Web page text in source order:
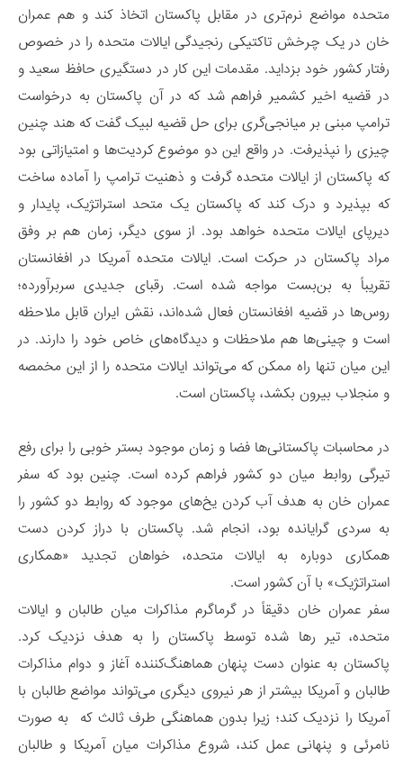
متحده مواضع نرم‌تری در مقابل پاکستان اتخاذ کند و هم عمران
خان در یک چرخش تاکتیکی رنجیدگی ایالات متحده را در خصوص
رفتار کشور خود بزداید. مقدمات این کار در دستگیری حافظ سعید و
در قضیه اخیر کشمیر فراهم شد که در آن پاکستان به درخواست
ترامپ مبنی بر میانجی‌گری برای حل قضیه لبیک گفت که هند چنین
چیزی را نپذیرفت. در واقع این دو موضوع کردیت‌ها و امتیازاتی بود
که پاکستان از ایالات متحده گرفت و ذهنیت ترامپ را آماده ساخت
که بپذیرد و درک کند که پاکستان یک متحد استراتژیک، پایدار و
دیرپای ایالات متحده خواهد بود. از سوی دیگر، زمان هم بر وفق
مراد پاکستان در حرکت است. ایالات متحده آمریکا در افغانستان
تقریباً به بن‌بست مواجه شده است. رقبای جدیدی سربرآورده؛
روس‌ها در قضیه افغانستان فعال شده‌اند، نقش ایران قابل ملاحظه
است و چینی‌ها هم ملاحظات و دیدگاه‌های خاص خود را دارند. در
این میان تنها راه ممکن که می‌تواند ایالات متحده را از این مخمصه
و منجلاب بیرون بکشد، پاکستان است.
در محاسبات پاکستانی‌ها فضا و زمان موجود بستر خوبی را برای رفع
تیرگی روابط میان دو کشور فراهم کرده است. چنین بود که سفر
عمران خان به هدف آب کردن یخ‌های موجود که روابط دو کشور را
به ‌سردی گرایانده بود، انجام شد. پاکستان با دراز کردن دست
همکاری دوباره به ایالات متحده، خواهان تجدید «همکاری
استراتژیک» با آن کشور است.
سفر عمران خان دقیقاً در گرماگرم مذاکرات میان طالبان و ایالات
متحده، تیر رها شده توسط پاکستان را به هدف نزدیک کرد.
پاکستان به عنوان دست پنهان هماهنگ‌کننده آغاز و دوام مذاکرات
طالبان و آمریکا بیشتر از هر نیروی دیگری می‌تواند مواضع طالبان با
آمریکا را نزدیک کند؛ زیرا بدون هماهنگی طرف ثالث که به‌ صورت
نامرئی و پنهانی عمل کند، شروع مذاکرات میان آمریکا و طالبان